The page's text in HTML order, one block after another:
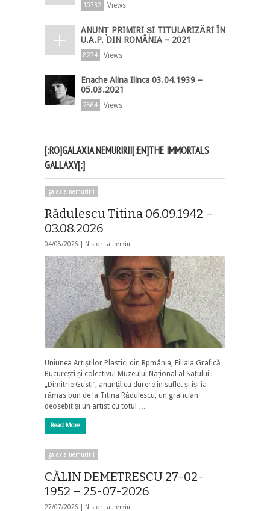
10732 Views
ANUNȚ PRIMIRI ȘI TITULARIZĂRI ÎN
U.A.P. DIN ROMÂNIA – 2021
8274 Views
Enache Alina Ilinca 03.04.1939 –
05.03.2021
7864 Views
[:RO]GALAXIA NEMURIRII[:EN]THE IMMORTALS
GALLAXY[:]
galaxia nemuririi
Rădulescu Titina 06.09.1942 –
03.08.2026
04/08/2026 | Nistor Laurențiu
Uniunea Artiștilor Plastici din Rpmânia, Filiala Grafică
București și colectivul Muzeului Național al Satului i
„Dimitrie Gusti”, anunță cu durere în suflet și își ia
rămas bun de la Titina Rădulescu, un grafician
deosebit și un artist cu totul …
Read More
galaxia nemuririi
CĂLIN DEMETRESCU 27-02-
1952 – 25-07-2026
27/07/2026 | Nistor Laurențiu